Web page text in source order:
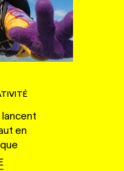
en